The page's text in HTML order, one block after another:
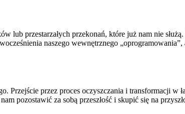
lub przestarzałych przekonań, które już nam nie
naszego wewnętrznego
Przejście przez proces oczyszczania i transformacji w
pozostawić za sobą przeszłość i skupić się na